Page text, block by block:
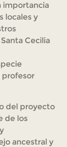
importancia
locales y
Cecilia
profesor
del proyecto
de los
ancestral y